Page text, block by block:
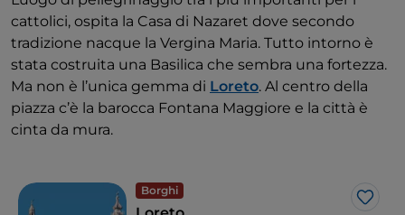
cattolici, ospita la Casa di Nazaret dove secondo
tradizione nacque la Vergina Maria. Tutto intorno è
stata costruita una Basilica che sembra una fortezza.
Ma non è l’unica gemma di Loreto. Al centro della
piazza c’è la barocca Fontana Maggiore e la città è
cinta da mura.
Borghi
Like